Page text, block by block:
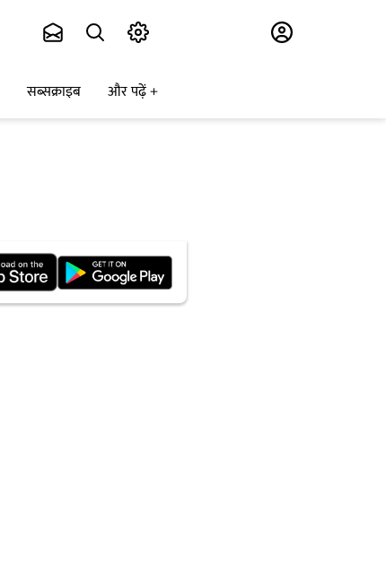
सब्सक्राइब और पढ़ें